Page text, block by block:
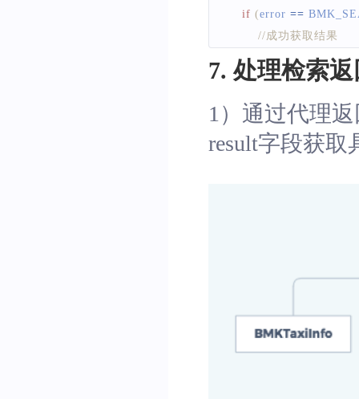
if (error ==
//成功获取结果
}
else {
//检索失败
}
}
7. 处理检索
1）通过代理
result字段获取